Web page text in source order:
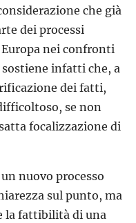
che già
dei processi
nei confronti
infatti che, a
dei fatti,
se non
focalizzazione di
nuovo processo
sul punto, ma
la fattibilità di una